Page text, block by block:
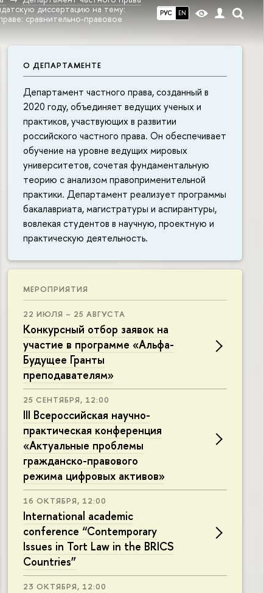
РУС EN
диссертацию на тему:
сравнительно-правовое
О ДЕПАРТАМЕНТЕ
Департамент частного права, созданный в
2020 году, объединяет ведущих ученых и
практиков, участвующих в развитии
российского частного права. Он обеспечивает
обучение на уровне ведущих мировых
университетов, сочетая фундаментальную
теорию с анализом правоприменительной
практики. Департамент реализует программы
бакалавриата, магистратуры и аспирантуры,
вовлекая студентов в научную, проектную и
практическую деятельность.
МЕРОПРИЯТИЯ
22 ИЮЛЯ – 25 АВГУСТА
Конкурсный отбор заявок на
участие в программе «Альфа-
Будущее Гранты
преподавателям»
25 СЕНТЯБРЯ, 12:00
III Всероссийская научно-
практическая конференция
«Актуальные проблемы
гражданско-правового
режима цифровых активов»
16 ОКТЯБРЯ, 12:00
International academic
conference “Contemporary
Issues in Tort Law in the BRICS
Countries”
23 ОКТЯБРЯ, 12:00